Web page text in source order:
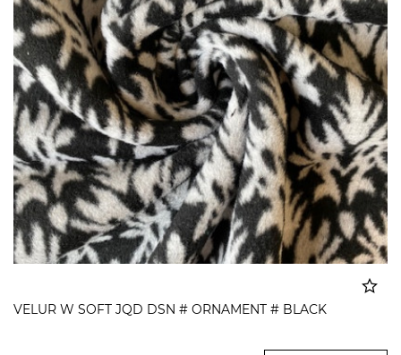
VELUR W SOFT JQD DSN # ORNAMENT # BLACK